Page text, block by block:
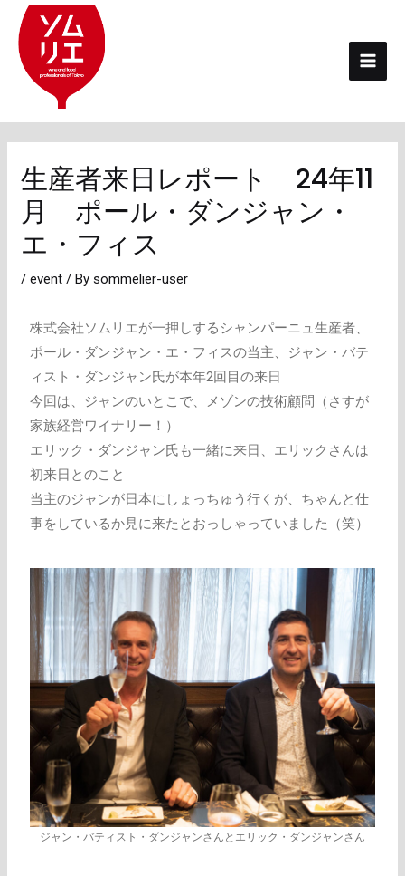
生産者来日レポート 24年11
月 ポール・ダンジャン・
エ・フィス
/event / Bysommelier-user
株式会社ソムリエが一押しするシャンパーニュ生産者、
ポール・ダンジャン・エ・フィスの当主、ジャン・バテ
ィスト・ダンジャン氏が本年2回目の来日
今回は、ジャンのいとこで、メゾンの技術顧問（さすが
家族経営ワイナリー！）
エリック・ダンジャン氏も一緒に来日、エリックさんは
初来日とのこと
当主のジャンが日本にしょっちゅう行くが、ちゃんと仕
事をしているか見に来たとおっしゃっていました（笑）
ジャン・バティスト・ダンジャンさんとエリック・ダンジャンさん
投
稿
ナ
ゲ
ョ